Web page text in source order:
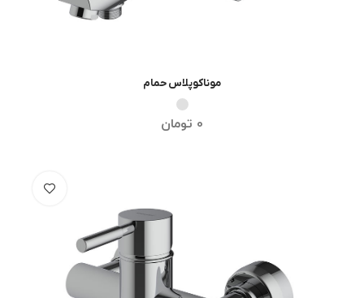
انتخاب گزینه ها
موناکوپلاس حمام
0 تومان